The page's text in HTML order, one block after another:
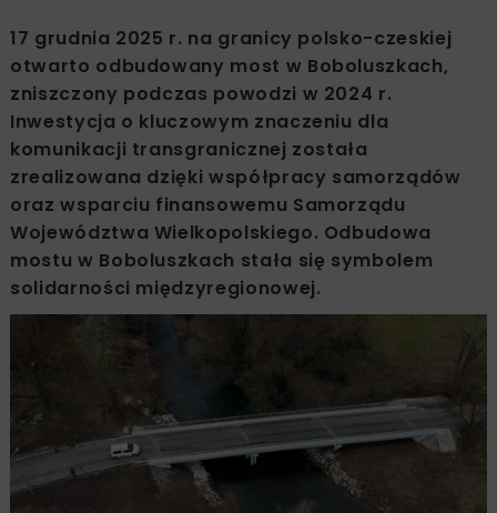
17 grudnia 2025 r. na granicy polsko-czeskiej
otwarto odbudowany most w Boboluszkach,
zniszczony podczas powodzi w 2024 r.
Inwestycja o kluczowym znaczeniu dla
komunikacji transgranicznej została
zrealizowana dzięki współpracy samorządów
oraz wsparciu finansowemu Samorządu
Województwa Wielkopolskiego. Odbudowa
mostu w Boboluszkach stała się symbolem
solidarności międzyregionowej.